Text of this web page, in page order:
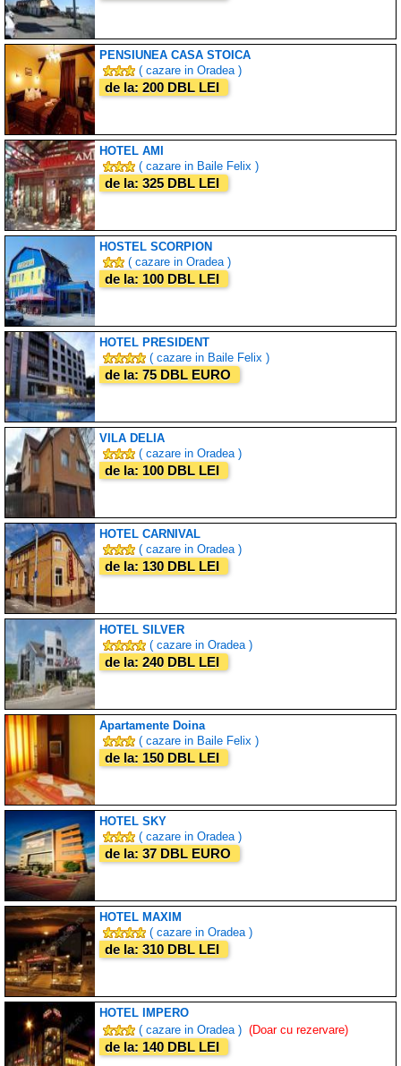
PENSIUNEA CASA STOICA
( cazare in Oradea )
de la: 200 DBL LEI
HOTEL AMI
( cazare in Baile Felix )
de la: 325 DBL LEI
HOSTEL SCORPION
( cazare in Oradea )
de la: 100 DBL LEI
HOTEL PRESIDENT
( cazare in Baile Felix )
de la: 75 DBL EURO
VILA DELIA
( cazare in Oradea )
de la: 100 DBL LEI
HOTEL CARNIVAL
( cazare in Oradea )
de la: 130 DBL LEI
HOTEL SILVER
( cazare in Oradea )
de la: 240 DBL LEI
Apartamente Doina
( cazare in Baile Felix )
de la: 150 DBL LEI
HOTEL SKY
( cazare in Oradea )
de la: 37 DBL EURO
HOTEL MAXIM
( cazare in Oradea )
de la: 310 DBL LEI
HOTEL IMPERO
( cazare in Oradea ) (Doar cu rezervare)
de la: 140 DBL LEI